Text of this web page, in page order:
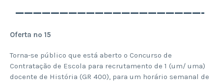
—————————————————————-
Oferta nº 15
Torna-se público que está aberto o Concurso de
Contratação de Escola para recrutamento de 1 (um/ uma)
docente de História (GR 400), para um horário semanal de